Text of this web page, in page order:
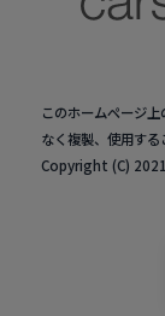
このホームページ
なく複製、使用する
Copyright (C)